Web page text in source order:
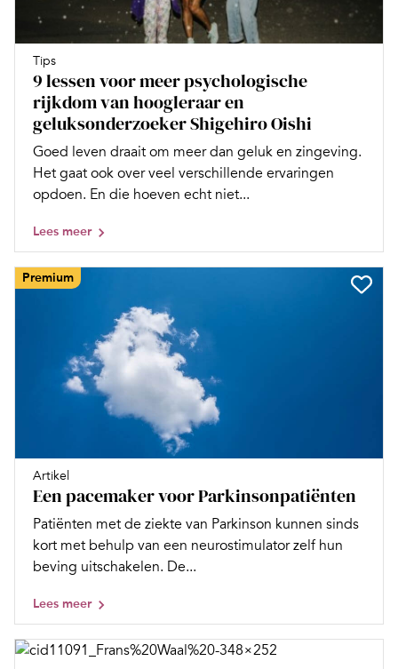
Tips
9 lessen voor meer psychologische
rijkdom van hoogleraar en
geluksonderzoeker Shigehiro Oishi
Goed leven draait om meer dan geluk en zingeving.
Het gaat ook over veel verschillende ervaringen
opdoen. En die hoeven echt niet...
Lees meer
Premium
Artikel
Een pacemaker voor Parkinsonpatiënten
Patiënten met de ziekte van Parkinson kunnen sinds
kort met behulp van een neurostimulator zelf hun
beving uitschakelen. De...
Lees meer